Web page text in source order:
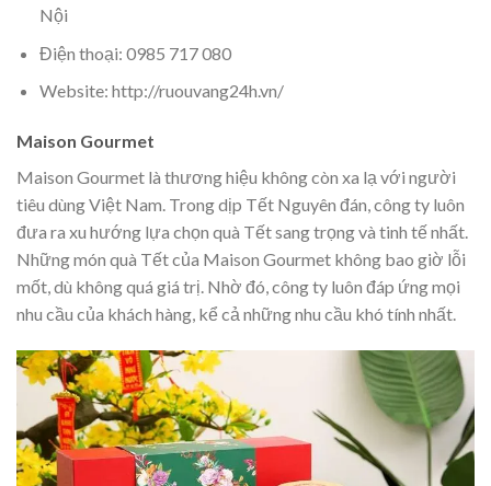
Nội
Điện thoại: 0985 717 080
Website: http://ruouvang24h.vn/
Maison Gourmet
Maison Gourmet là thương hiệu không còn xa lạ với người
tiêu dùng Việt Nam. Trong dịp Tết Nguyên đán, công ty luôn
đưa ra xu hướng lựa chọn quà Tết sang trọng và tinh tế nhất.
Những món quà Tết của Maison Gourmet không bao giờ lỗi
mốt, dù không quá giá trị. Nhờ đó, công ty luôn đáp ứng mọi
nhu cầu của khách hàng, kể cả những nhu cầu khó tính nhất.